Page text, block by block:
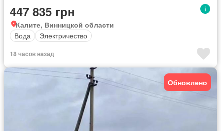
447 835 грн
Калите, Винницкой области
Вода
Электричество
18 часов назад
Обновлено